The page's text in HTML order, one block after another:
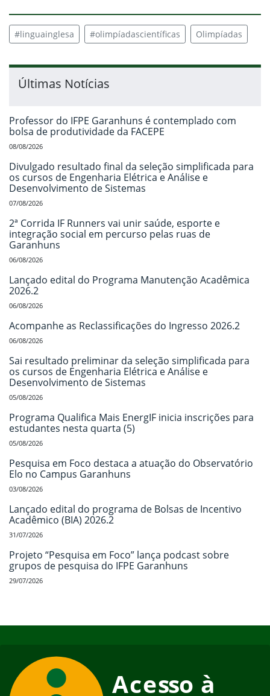
#linguainglesa #olimpíadascientíficas Olimpíadas
Últimas Notícias
Professor do IFPE Garanhuns é contemplado com
bolsa de produtividade da FACEPE
08/08/2026
Divulgado resultado final da seleção simplificada para
os cursos de Engenharia Elétrica e Análise e
Desenvolvimento de Sistemas
07/08/2026
2ª Corrida IF Runners vai unir saúde, esporte e
integração social em percurso pelas ruas de
Garanhuns
06/08/2026
Lançado edital do Programa Manutenção Acadêmica
2026.2
06/08/2026
Acompanhe as Reclassificações do Ingresso 2026.2
06/08/2026
Sai resultado preliminar da seleção simplificada para
os cursos de Engenharia Elétrica e Análise e
Desenvolvimento de Sistemas
05/08/2026
Programa Qualifica Mais EnergIF inicia inscrições para
estudantes nesta quarta (5)
05/08/2026
Pesquisa em Foco destaca a atuação do Observatório
Elo no Campus Garanhuns
03/08/2026
Lançado edital do programa de Bolsas de Incentivo
Acadêmico (BIA) 2026.2
31/07/2026
Projeto “Pesquisa em Foco” lança podcast sobre
grupos de pesquisa do IFPE Garanhuns
29/07/2026